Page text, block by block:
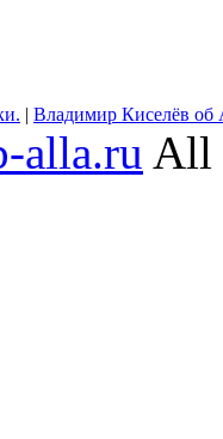
| Владимир Киселёв об
alla.ru All